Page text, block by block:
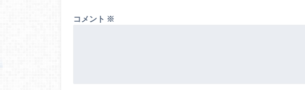
コメント ※